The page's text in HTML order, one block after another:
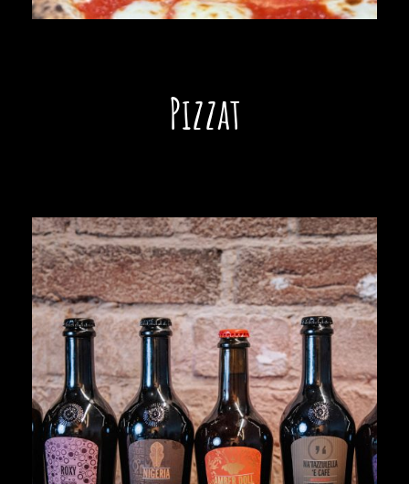
Pizzat